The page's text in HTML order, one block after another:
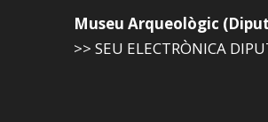
Museu Arqueològic
>> SEU ELECTRÒNICA